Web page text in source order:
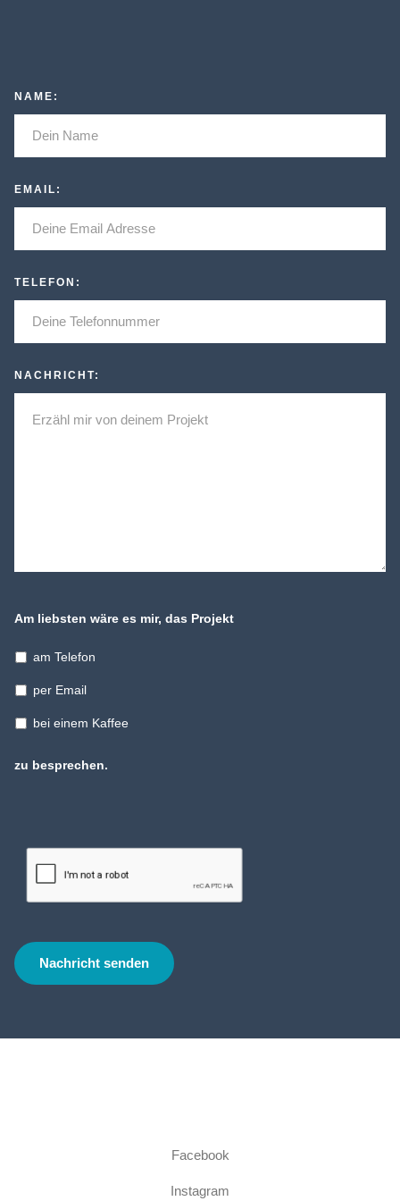
NAME:
EMAIL:
TELEFON:
NACHRICHT:
Am liebsten wäre es mir, das Projekt
am Telefon
per Email
bei einem Kaffee
zu besprechen.
Facebook
Instagram